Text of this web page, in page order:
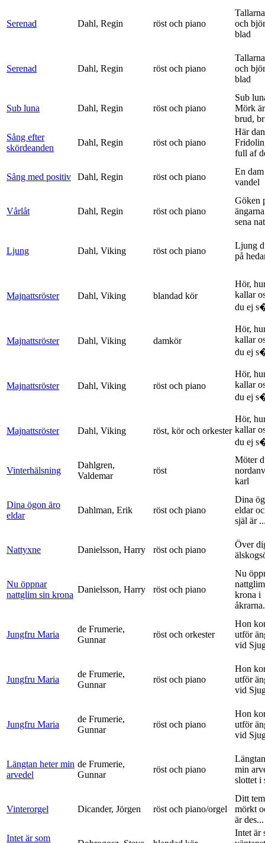
Serenad Dahl, Regin röst och piano
och
blad
Serenad Dahl, Regin röst och piano
och
blad
Sub luna Dahl, Regin röst och piano
Sub
Mörk
brud,
Sång efter
skördeanden
Dahl, Regin röst och piano
Här
full af
Sång med positiv Dahl, Regin röst och piano
En
vandel
Vårlåt Dahl, Regin röst och piano
Göken
sena
Ljung Dahl, Viking röst och piano
Ljung
på
Majnattsröster Dahl, Viking blandad kör
Hör,
kallar
du ej
Majnattsröster Dahl, Viking damkör
Hör,
kallar
du ej
Majnattsröster Dahl, Viking röst och piano
Hör,
kallar
du ej
Majnattsröster Dahl, Viking röst, kör och orkester
Hör,
kallar
du ej
Vinterhälsning
Dahlgren,
Valdemar
röst
Möter
karl
Dina ögon äro
eldar
Dahlman, Erik röst och piano
Dina
eldar
själ är
Nattyxne Danielsson, Harry röst och piano
Över
Nu öppnar
nattglim sin krona
Danielsson, Harry röst och piano
Nu
krona i
Jungfru Maria
de Frumerie,
Gunnar
röst och orkester
Hon
utför
vid
Jungfru Maria
de Frumerie,
Gunnar
röst och piano
Hon
utför
vid
Jungfru Maria
de Frumerie,
Gunnar
röst och piano
Hon
utför
vid
Längtan heter min
arvedel
de Frumerie,
Gunnar
röst och piano
min
slottet i
Vinterorgel Dicander, Jörgen röst och piano/orgel
Ditt
mörkt
är des...
Intet är som
Intet är